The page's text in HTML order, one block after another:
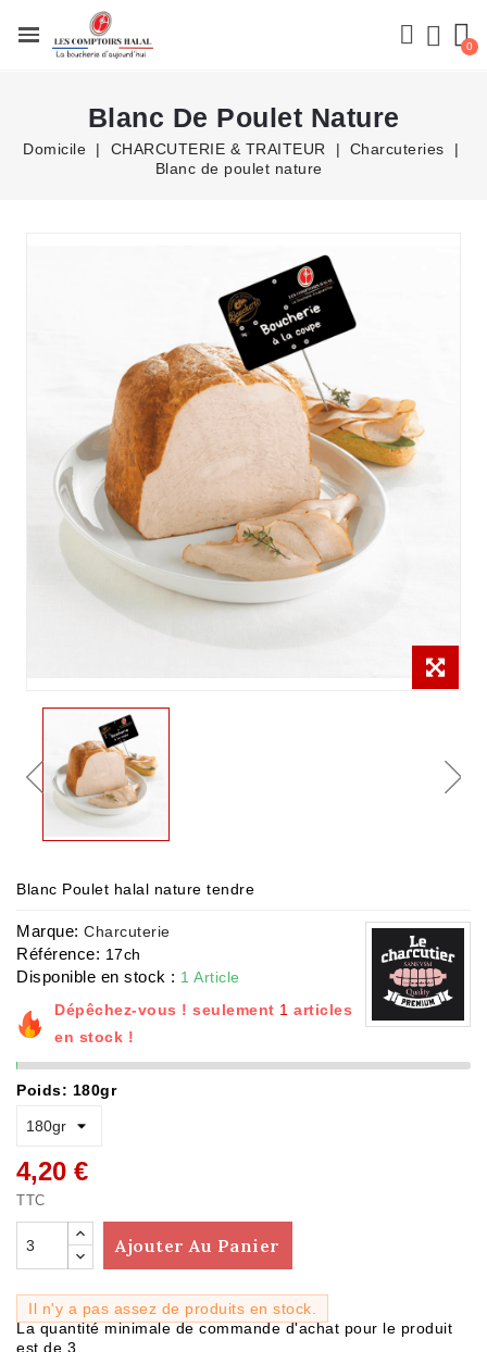
Blanc De Poulet Nature
Domicile CHARCUTERIE & TRAITEUR
Charcuteries
Blanc de poulet nature
Blanc Poulet halal nature tendre
Marque: Charcuterie
Référence: 17ch
Disponible en stock : 1 Article
Dépêchez-vous ! seulement 1 articles
en stock !
Poids: 180gr
4,20 €
TTC
Ajouter Au Panier
Il n'y a pas assez de produits en stock.
La quantité minimale de commande d'achat pour le produit
est de 3.